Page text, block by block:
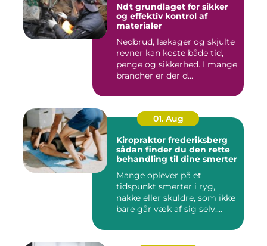
Ndt grundlaget for sikker
og effektiv kontrol af
materialer
Nedbrud, lækager og skjulte
revner kan koste både tid,
penge og sikkerhed. I mange
brancher er der d...
01. Aug
Kiropraktor frederiksberg
sådan finder du den rette
behandling til dine smerter
Mange oplever på et
tidspunkt smerter i ryg,
nakke eller skuldre, som ikke
bare går væk af sig selv....